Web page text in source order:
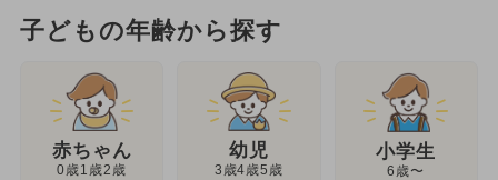
子どもの年齢から探す
赤ちゃん
0歳1歳2歳
幼児
3歳4歳5歳
小学生
6歳〜